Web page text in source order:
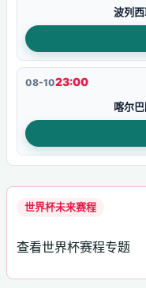
波列
08-1023:00
喀尔
世界杯未来赛程
查看世界杯赛程专题